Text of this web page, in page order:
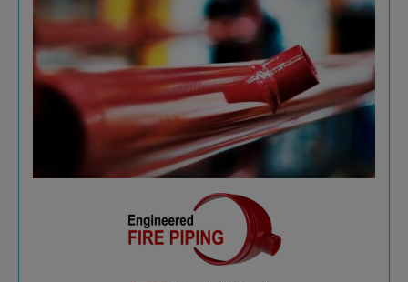
Engineered Fire Piping
Desde su constitución, Enginereed Fire Piping ha
consolidado su crecimiento y posicionamiento
en el mercado, estando presente en 31 países.